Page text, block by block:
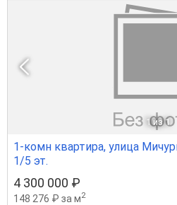
1 из 1
1-комн квартира, улица
1/5 эт.
4 300 000 ₽
148 276 ₽ за м2